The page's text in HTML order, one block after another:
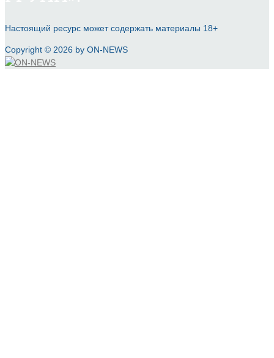
Настоящий ресурс может содержать материалы 18+
Copyright © 2026 by ON-NEWS